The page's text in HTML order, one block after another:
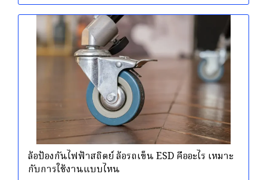
ล้อป้องกันไฟฟ้าสถิตย์ ล้อรถเข็น ESD คืออะไร เหมาะ
กับการใช้งานแบบไหน